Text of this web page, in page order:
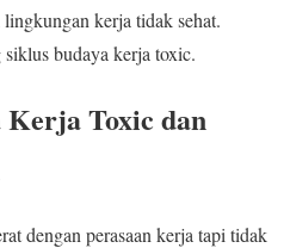
kerja tidak sehat.
budaya kerja toxic.
Kerja Toxic dan
dengan perasaan kerja tapi tidak